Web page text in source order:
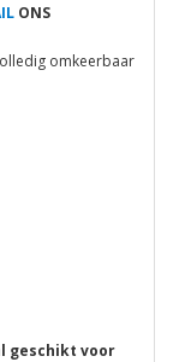
ONS
omkeerbaar
geschikt voor